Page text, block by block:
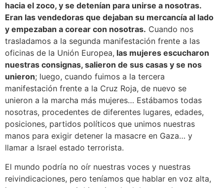
hacia el zoco, y se detenían para unirse a nosotras.
Eran las vendedoras que dejaban su mercancía al lado
y empezaban a corear con nosotras. Cuando nos
trasladamos a la segunda manifestación frente a las
oficinas de la Unión Europea, las mujeres escucharon
nuestras consignas, salieron de sus casas y se nos
unieron; luego, cuando fuimos a la tercera
manifestación frente a la Cruz Roja, de nuevo se
unieron a la marcha más mujeres… Estábamos todas
nosotras, procedentes de diferentes lugares, edades,
posiciones, partidos políticos que unimos nuestras
manos para exigir detener la masacre en Gaza… y
llamar a Israel estado terrorista.
El mundo podría no oír nuestras voces y nuestras
reivindicaciones, pero teníamos que hablar en voz alta,